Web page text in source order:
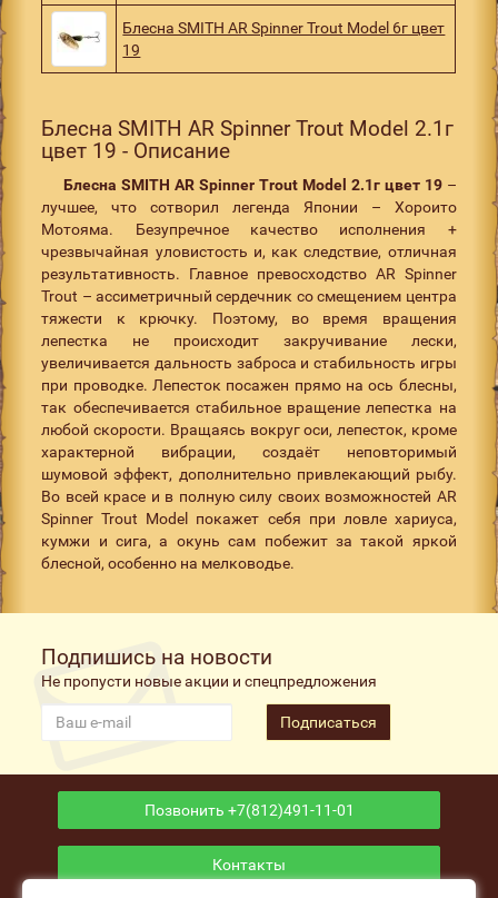
Блесна SMITH AR Spinner Trout Model 6г цвет
19
Блесна SMITH AR Spinner Trout Model 2.1г
цвет 19 - Описание
БлеснаSMITH AR Spinner Trout Model 2.1г цвет 19–
лучшее, что сотворил легенда Японии – Хороито
Мотояма. Безупречное качество исполнения +
чрезвычайная уловистость и, как следствие, отличная
результативность. Главное превосходство AR Spinner
Trout – ассиметричный сердечник со смещением центра
тяжести к крючку. Поэтому, во время вращения
лепестка не происходит закручивание лески,
увеличивается дальность заброса и стабильность игры
при проводке. Лепесток посажен прямо на ось блесны,
так обеспечивается стабильное вращение лепестка на
любой скорости. Вращаясь вокруг оси, лепесток, кроме
характерной вибрации, создаёт неповторимый
шумовой эффект, дополнительно привлекающий рыбу.
Во всей красе и в полную силу своих возможностей AR
Spinner Trout Model покажет себя при ловле хариуса,
кумжи и сига, а окунь сам побежит за такой яркой
блесной, особенно на мелководье.
Подпишись на новости
Не пропусти новые акции и спецпредложения
Подписаться
Позвонить +7(812)491-11-01
Контакты